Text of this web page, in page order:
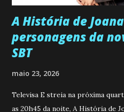
A História de
personagens da
SBT
maio 23, 2026
Televisa E streia na próxima
as 20h45 da noite, A História de